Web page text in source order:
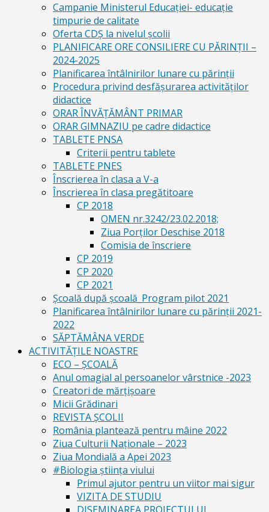
Campanie Ministerul Educației- educație
timpurie de calitate
Oferta CDŞ la nivelul şcolii
PLANIFICARE ORE CONSILIERE CU PĂRINȚII –
2024-2025
Planificarea întâlnirilor lunare cu părinții
Procedura privind desfășurarea activităților
didactice
ORAR ÎNVĂȚĂMÂNT PRIMAR
ORAR GIMNAZIU pe cadre didactice
TABLETE PNSA
Criterii pentru tablete
TABLETE PNES
Înscrierea în clasa a V-a
Înscrierea în clasa pregătitoare
CP 2018
OMEN nr.3242/23.02.2018;
Ziua Porților Deschise 2018
Comisia de înscriere
CP 2019
CP 2020
CP 2021
Școală după școală_Program pilot 2021
Planificarea întâlnirilor lunare cu părinții 2021-
2022
SĂPTĂMÂNA VERDE
ACTIVITĂȚILE NOASTRE
ECO – ŞCOALĂ
Anul omagial al persoanelor vârstnice -2023
Creatori de mărțișoare
Micii Grădinari
REVISTA ŞCOLII
România plantează pentru mâine 2022
Ziua Culturii Naționale – 2023
Ziua Mondială a Apei 2023
#Biologia știința viului
Primul ajutor pentru un viitor mai sigur
VIZITA DE STUDIU